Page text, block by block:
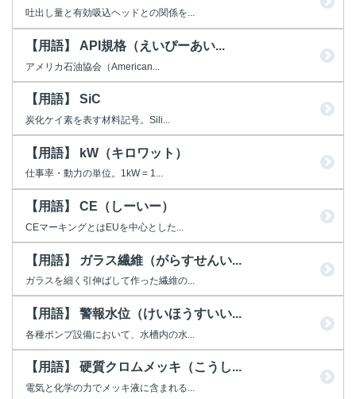
吐出し量と有効吸込ヘッドとの関係を...
【用語】 API規格（えいぴーあい...
アメリカ石油協会（American...
【用語】 SiC
炭化ケイ素を表す材料記号。Sili...
【用語】 kW（キロワット）
仕事率・動力の単位。1kW = 1...
【用語】 CE（しーいー）
CEマーキングとはEUを中心とした...
【用語】 ガラス繊維（がらすせんい...
ガラスを細く引伸ばして作った繊維の...
【用語】 警報水位（けいほうすいい...
各種ポンプ設備において、水槽内の水...
【用語】 硬質クロムメッキ（こうし...
電気と化学の力でメッキ液に含まれる...